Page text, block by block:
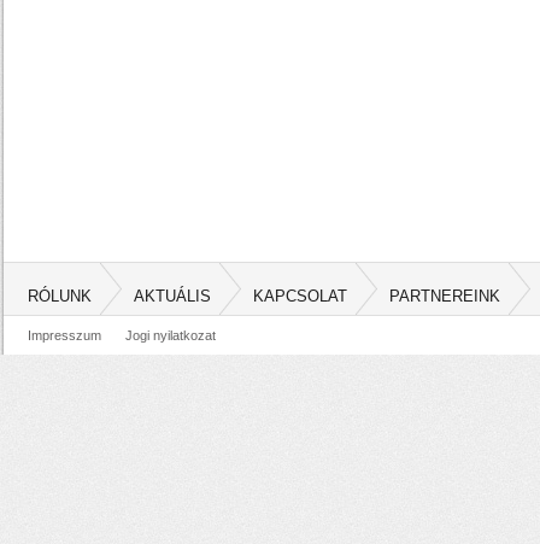
RÓLUNK AKTUÁLIS KAPCSOLAT PARTNEREINK
Impresszum Jogi nyilatkozat